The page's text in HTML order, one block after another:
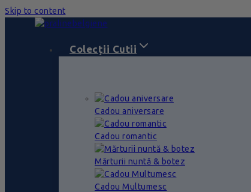
Skip to content
Colecții Cutii
Cadou aniversare
Cadou romantic
Mărturii nuntă & botez
Cadou Multumesc